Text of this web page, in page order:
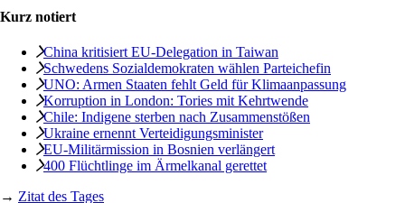
Giorgio Viera/Agencia EFE/imago images
Antikommunismus
Contras torpedieren Kubas Erholung
AboUnterstützung für Mobilisierung rechter Regierungsgegner
auch aus Europa.
VonVolker Hermsdorf